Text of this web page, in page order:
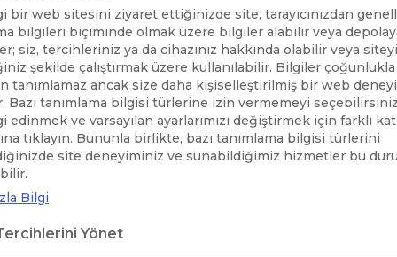
ÖNEMLİ
DUYURULAR
İHRAÇ EŞYASI İÇİN DÜZENLENEN
EŞYASI İÇİN DÜZENLENEN
bir web sitesini ziyaret ettiğinizde site, tarayıcınızdan
bilgileri biçiminde olmak üzere bilgiler alabilir veya
siz, tercihleriniz ya da cihazınız hakkında olabilir veya siteyi
şekilde çalıştırmak üzere kullanılabilir. Bilgiler
tanımlamaz ancak size daha kişiselleştirilmiş bir web
Bazı tanımlama bilgisi türlerine izin vermemeyi
edinmek ve varsayılan ayarlarımızı değiştirmek için farklı
tıklayın. Bununla birlikte, bazı tanımlama bilgisi türlerini
site deneyiminiz ve sunabildiğimiz hizmetler bu
Bilgi
Yönet